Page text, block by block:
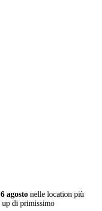
agosto nelle location più
up di primissimo